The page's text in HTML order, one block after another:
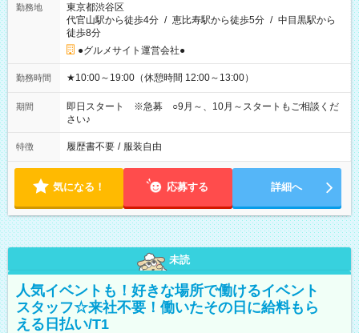
勤務地
東京都渋谷区
代官山駅から徒歩4分 / 恵比寿駅から徒歩5分 / 中目黒駅から
徒歩8分
●グルメサイト運営会社●
勤務時間 ★10:00～19:00（休憩時間 12:00～13:00）
期間
即日スタート ※急募 ○9月～、10月～スタートもご相談くだ
さい♪
特徴 履歴書不要 / 服装自由
気になる！ 応募する 詳細へ
未読
人気イベントも！好きな場所で働けるイベント
スタッフ☆来社不要！働いたその日に給料もら
える日払い/T1